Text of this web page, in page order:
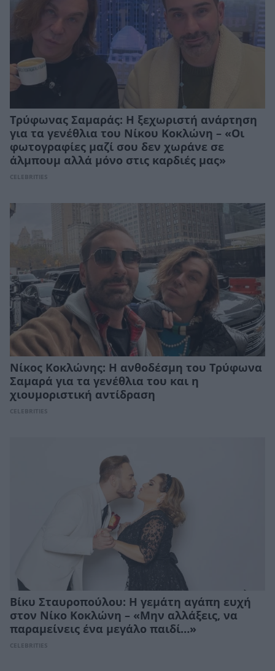
Τρύφωνας Σαμαράς: Η ξεχωριστή ανάρτηση
για τα γενέθλια του Νίκου Κοκλώνη – «Οι
φωτογραφίες μαζί σου δεν χωράνε σε
άλμπουμ αλλά μόνο στις καρδιές μας»
CELEBRITIES
Νίκος Κοκλώνης: Η ανθοδέσμη του Τρύφωνα
Σαμαρά για τα γενέθλια του και η
χιουμοριστική αντίδραση
CELEBRITIES
Βίκυ Σταυροπούλου: Η γεμάτη αγάπη ευχή
στον Νίκο Κοκλώνη – «Μην αλλάξεις, να
παραμείνεις ένα μεγάλο παιδί…»
CELEBRITIES